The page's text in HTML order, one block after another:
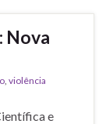
Nova
violência
e